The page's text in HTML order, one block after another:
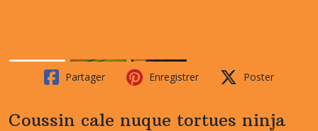
Partager Enregistrer Poster
Coussin cale nuque tortues ninja